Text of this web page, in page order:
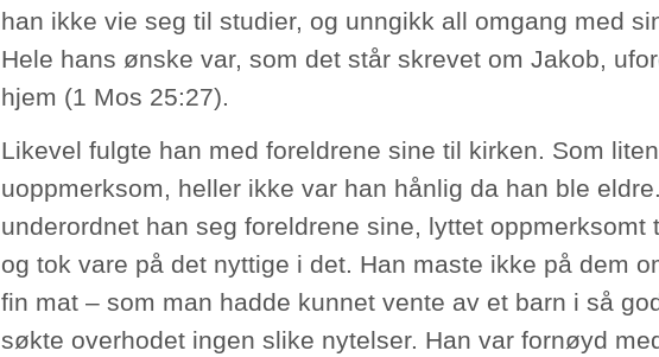
han ikke vie seg til studier, og unngikk all omgang med
Hele hans ønske var, som det står skrevet om Jakob,
hjem (1 Mos 25:27).
Likevel fulgte han med foreldrene sine til kirken. Som
uoppmerksom, heller ikke var han hånlig da han ble
underordnet han seg foreldrene sine, lyttet oppmerksomt
og tok vare på det nyttige i det. Han maste ikke på dem
fin mat – som man hadde kunnet vente av et barn i så
søkte overhodet ingen slike nytelser. Han var fornøyd